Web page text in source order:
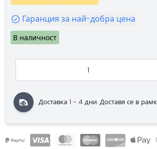
Гаранция за най-добра цена
В наличност
Доставка 1 - 4 дни.Доставя се в